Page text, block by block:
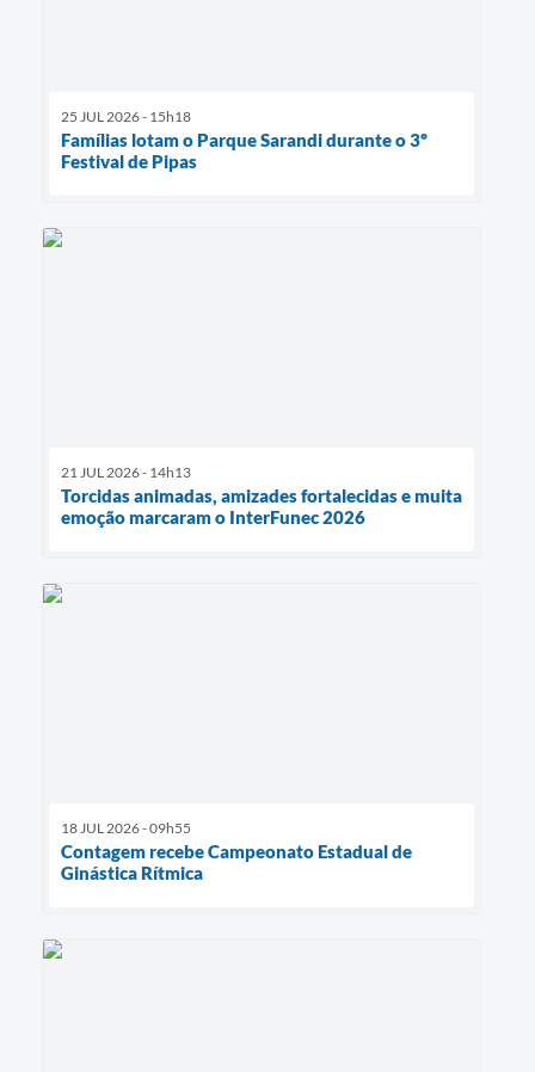
25 JUL 2026 - 15h18
Famílias lotam o Parque Sarandi durante o 3º
Festival de Pipas
21 JUL 2026 - 14h13
Torcidas animadas, amizades fortalecidas e muita
emoção marcaram o InterFunec 2026
18 JUL 2026 - 09h55
Contagem recebe Campeonato Estadual de
Ginástica Rítmica